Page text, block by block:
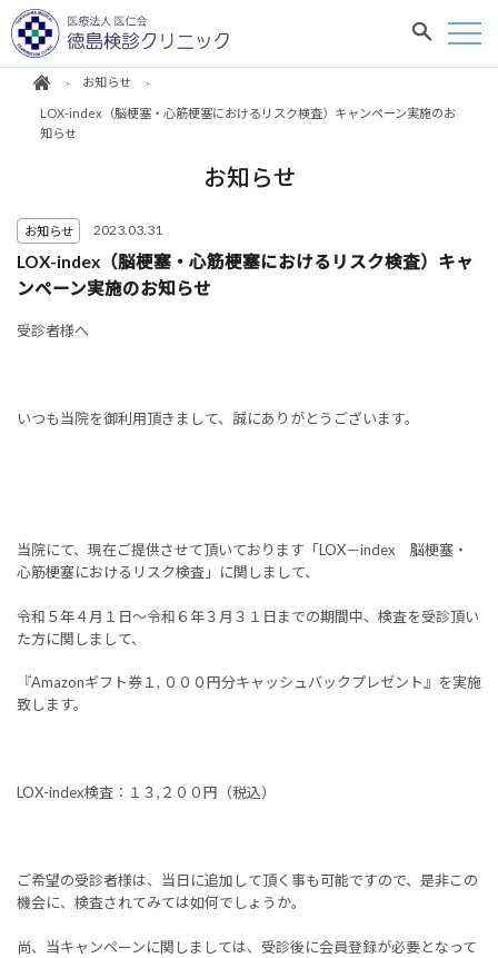
お知らせ
LOX-index（脳梗塞・心筋梗塞におけるリスク検査）キャンペーン実施のお
知らせ
お知らせ
お知らせ 2023.03.31
LOX-index（脳梗塞・心筋梗塞におけるリスク検査）キャ
ンペーン実施のお知らせ
受診者様へ
いつも当院を御利用頂きまして、誠にありがとうございます。
当院にて、現在ご提供させて頂いております「LOX－index 脳梗塞・
心筋梗塞におけるリスク検査」に関しまして、
令和５年４月１日～令和６年３月３１日までの期間中、検査を受診頂い
た方に関しまして、
『Amazonギフト券１, ０００円分キャッシュバックプレゼント』を実施
致します。
LOX-index検査：１３,２００円（税込）
ご希望の受診者様は、当日に追加して頂く事も可能ですので、是非この
機会に、検査されてみては如何でしょうか。
尚、当キャンペーンに関しましては、受診後に会員登録が必要となって